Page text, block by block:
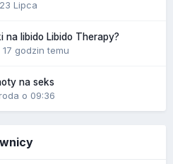
23 Lipca
na libido Libido Therapy?
17 godzin temu
na seks
o 09:36